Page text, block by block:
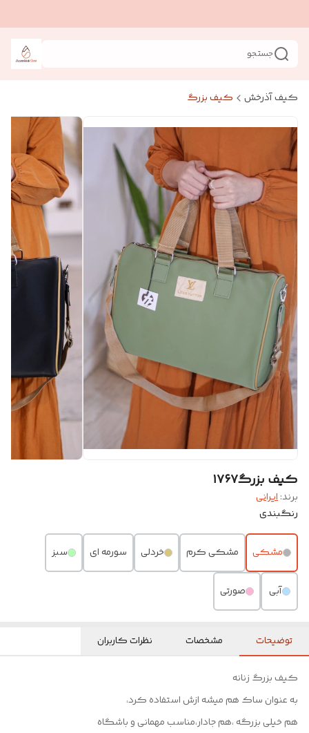
جستجو
کیف آذرخش کیف بزرگ
کیف بزرگ۱۷۶۷
برند:ایرانی
رنگبندی
مشکی مشکی کرم خردلی سورمه ای سبز
آبی صورتی
توضیحات مشخصات نظرات کاربران
کیف بزرگ زنانه
به عنوان ساک هم میشه ازش استفاده کرد،
هم خیلی بزرگه ،هم جادار،مناسب مهمانی و باشگاه